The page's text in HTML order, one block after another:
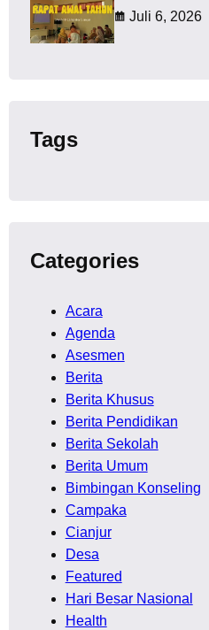
Juli 6, 2026
Tags
Categories
Acara
Agenda
Asesmen
Berita
Berita Khusus
Berita Pendidikan
Berita Sekolah
Berita Umum
Bimbingan Konseling
Campaka
Cianjur
Desa
Featured
Hari Besar Nasional
Health